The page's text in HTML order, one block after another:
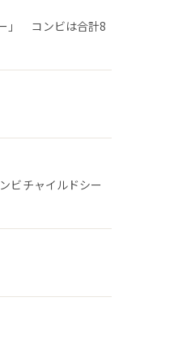
」 コンビは合計8
ビチャイルドシー